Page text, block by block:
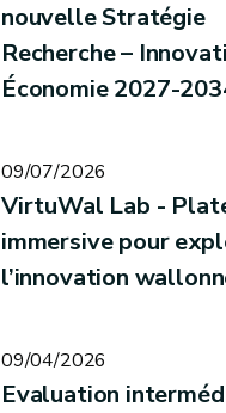
nouvelle Stratégie
Recherche –
Économie 2027-
09/07/2026
VirtuWal Lab -
immersive pour
l’innovation
09/04/2026
Evaluation